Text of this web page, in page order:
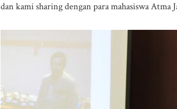
dan kami sharing dengan para mahasiswa Atma